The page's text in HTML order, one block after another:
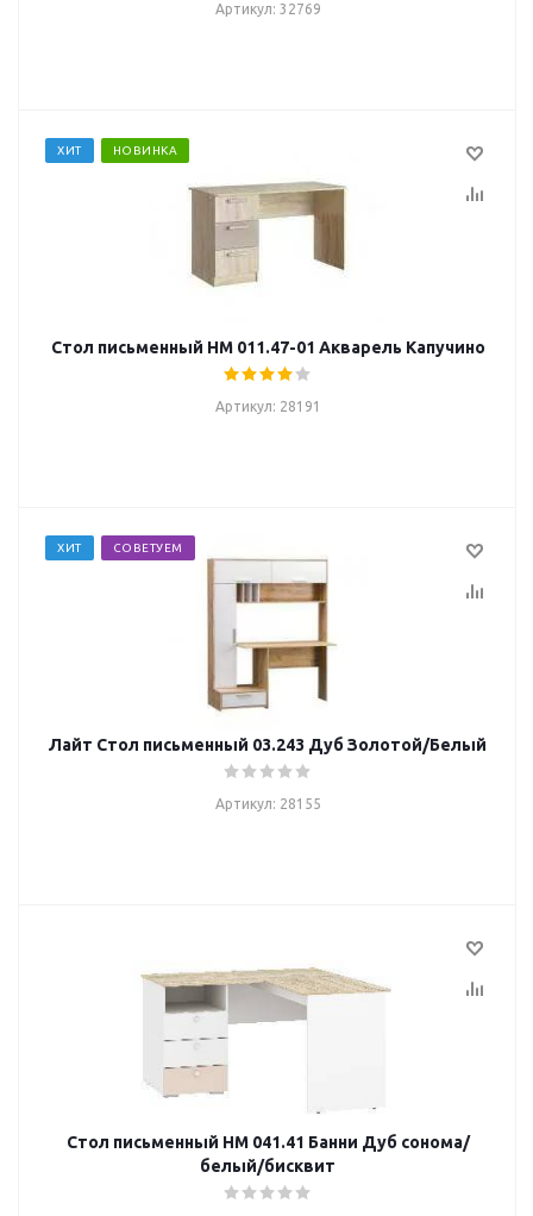
Артикул: 32769
ХИТ НОВИНКА
Стол письменный НМ 011.47-01 Акварель Капучино
Артикул: 28191
ХИТ СОВЕТУЕМ
Лайт Стол письменный 03.243 Дуб Золотой/Белый
Артикул: 28155
Стол письменный НМ 041.41 Банни Дуб сонома/
белый/бисквит